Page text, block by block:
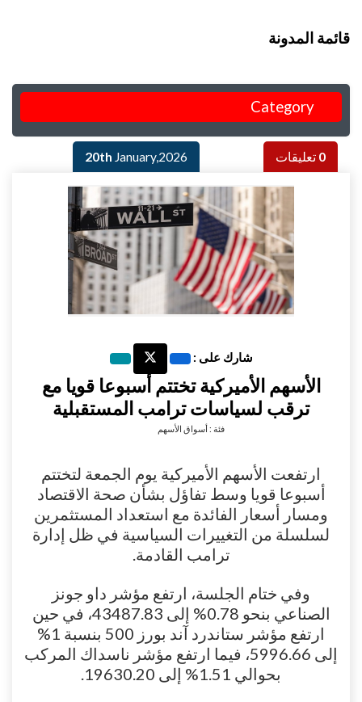
قائمة المدونة
Category
شارك على :
الأسهم الأميركية تختتم أسبوعا قويا مع
ترقب لسياسات ترامب المستقبلية
فئة : أسواق الأسهم
ارتفعت الأسهم الأميركية يوم الجمعة لتختتم
أسبوعا قويا وسط تفاؤل بشأن صحة الاقتصاد
ومسار أسعار الفائدة مع استعداد المستثمرين
لسلسلة من التغييرات السياسية في ظل إدارة
ترامب القادمة.
وفي ختام الجلسة، ارتفع مؤشر داو جونز
الصناعي بنحو 0.78% إلى 43487.83، في حين
ارتفع مؤشر ستاندرد آند بورز 500 بنسبة 1%
إلى 5996.66، فيما ارتفع مؤشر ناسداك المركب
بحوالي 1.51% إلى 19630.20.
20th January,2026 0 تعليقات